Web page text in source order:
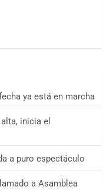
ya está en marcha
inicia el
a puro espectáculo
a Asamblea